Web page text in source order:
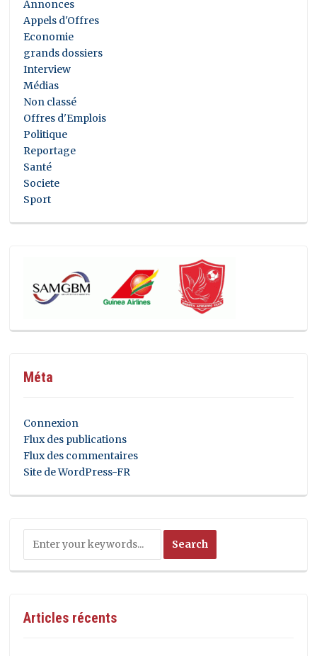
Annonces
Appels d'Offres
Economie
grands dossiers
Interview
Médias
Non classé
Offres d'Emplois
Politique
Reportage
Santé
Societe
Sport
Méta
Connexion
Flux des publications
Flux des commentaires
Site de WordPress-FR
Articles récents